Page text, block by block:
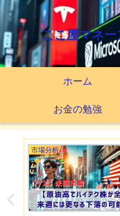
ここ屋マネ
ホーム
お金の勉強
市場分